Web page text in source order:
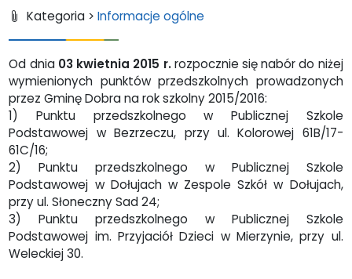
Kategoria >Informacje ogólne
Od dnia03 kwietnia 2015 r.rozpocznie się nabór do niżej
wymienionych punktów przedszkolnych prowadzonych
przez Gminę Dobra na rok szkolny 2015/2016:
1) Punktu przedszkolnego w Publicznej Szkole
Podstawowej w Bezrzeczu, przy ul. Kolorowej 61B/17-
61C/16;
2) Punktu przedszkolnego w Publicznej Szkole
Podstawowej w Dołujach w Zespole Szkół w Dołujach,
przy ul. Słoneczny Sad 24;
3) Punktu przedszkolnego w Publicznej Szkole
Podstawowej im. Przyjaciół Dzieci w Mierzynie, przy ul.
Weleckiej 30.